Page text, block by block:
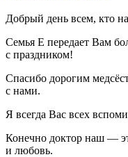
Добрый день всем, кто
Семья Е передает Вам
с праздником!
Спасибо дорогим
с нами.
Я всегда Вас всех
Конечно доктор наш —
и любовь.